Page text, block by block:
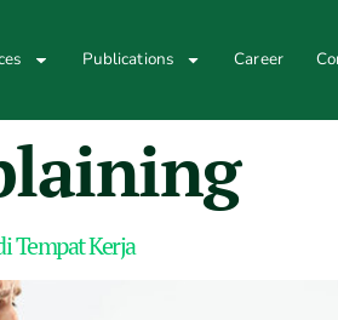
Publications Career
Tempat Kerja